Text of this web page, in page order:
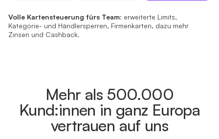
Free Start
0 €/ Monat
Dauerhaft kostenlos
Ein Geschäftskonto mitunbegrenzt Konten und Team-
Loslegen
Basic
6,9 €/ Monat
2 Monate kostenlos ausprobieren
Alles fürs Auslandsgeschäft:Konten in über 20 Währungen
Loslegen
Pro
18,9 €/ Monat
2 Monate kostenlos ausprobieren
Volle Kartensteuerung fürs Team: erweiterte Limits,
Kategorie- und Händlersperren, Firmenkarten, dazu mehr
Zinsen und Cashback.
Loslegen
Mehr als 500.000
Kund:innen in ganz Europa
vertrauen auf uns